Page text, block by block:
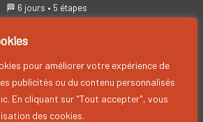
pour améliorer votre expérience de
publicités ou du contenu personnalisés
En cliquant sur "Tout accepter", vous
des cookies.
🏁 6 jours • 5 étapes